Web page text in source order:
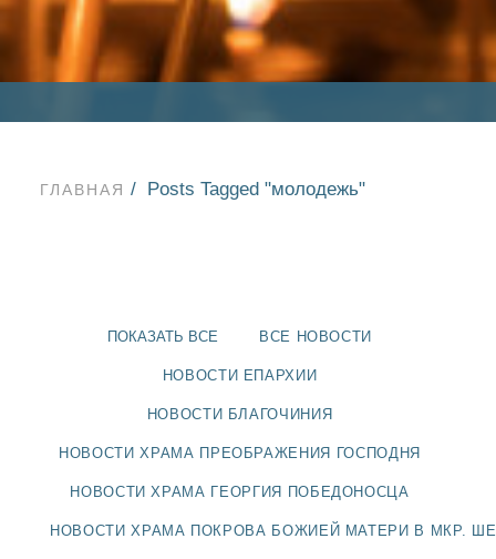
ГЛАВНАЯ Posts Tagged "молодежь"
ПОКАЗАТЬ ВСЕ ВСЕ НОВОСТИ
НОВОСТИ ЕПАРХИИ
НОВОСТИ БЛАГОЧИНИЯ
НОВОСТИ ХРАМА ПРЕОБРАЖЕНИЯ ГОСПОДНЯ
НОВОСТИ ХРАМА ГЕОРГИЯ ПОБЕДОНОСЦА
НОВОСТИ ХРАМА ПОКРОВА БОЖИЕЙ МАТЕРИ В МКР.